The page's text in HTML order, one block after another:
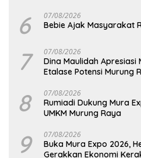
6 07/08/2026
Bebie Ajak Masyarakat
7 07/08/2026
Dina Maulidah Apresiasi
Etalase Potensi Murung
8 07/08/2026
Rumiadi Dukung Mura
UMKM Murung Raya
9 07/08/2026
Buka Mura Expo 2026,
Gerakkan Ekonomi